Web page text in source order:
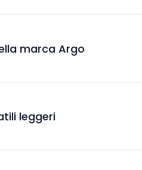
marca Argo
leggeri